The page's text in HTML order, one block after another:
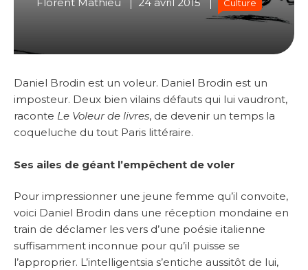
Florent Mathieu 24 avril 2015 Culture
Daniel Brodin est un voleur. Daniel Brodin est un
imposteur. Deux bien vilains défauts qui lui vaudront,
raconte Le Voleur de livres, de devenir un temps la
coqueluche du tout Paris littéraire.
Ses ailes de géant l’empêchent de voler
Pour impressionner une jeune femme qu’il convoite,
voici Daniel Brodin dans une réception mondaine en
train de déclamer les vers d’une poésie italienne
suffisamment inconnue pour qu’il puisse se
l’approprier. L’intelligentsia s’entiche aussitôt de lui,